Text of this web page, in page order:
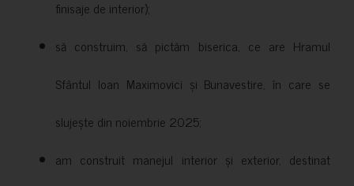
finisaje de interior);
să construim, să pictăm biserica, ce are Hramul
Sfântul Ioan Maximovici și Bunavestire, în care se
slujește din noiembrie 2025;
am construit manejul interior și exterior, destinat